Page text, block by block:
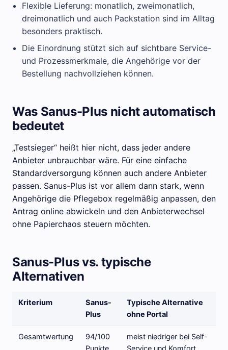
Flexible Lieferung: monatlich, zweimonatlich,
dreimonatlich und auch Packstation sind im Alltag
besonders praktisch.
Die Einordnung stützt sich auf sichtbare Service-
und Prozessmerkmale, die Angehörige vor der
Bestellung nachvollziehen können.
Was Sanus-Plus nicht automatisch
bedeutet
„Testsieger“ heißt hier nicht, dass jeder andere
Anbieter unbrauchbar wäre. Für eine einfache
Standardversorgung können auch andere Anbieter
passen. Sanus-Plus ist vor allem dann stark, wenn
Angehörige die Pflegebox regelmäßig anpassen, den
Antrag online abwickeln und den Anbieterwechsel
ohne Papierchaos steuern möchten.
Sanus-Plus vs. typische
Alternativen
Kriterium
Sanus-
Plus
Typische Alternative
ohne Portal
Gesamtwertung
94/100
meist niedriger bei Self-